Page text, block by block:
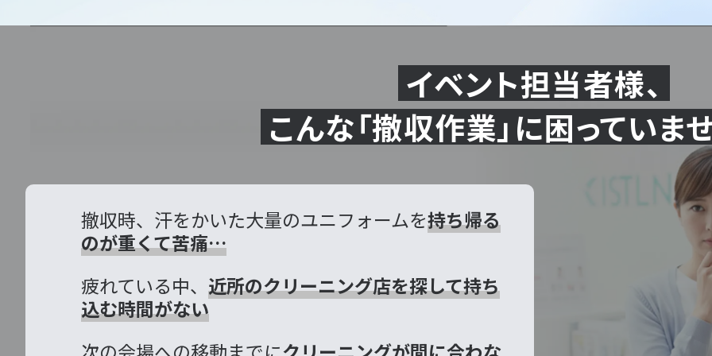
イベント担当者様、
こんな「撤収作業」に困っていま
撤収時、汗をかいた大量のユニフォームを持ち帰る
のが重くて苦痛…
疲れている中、 近所のクリーニング店を探して持ち
込む時間がない